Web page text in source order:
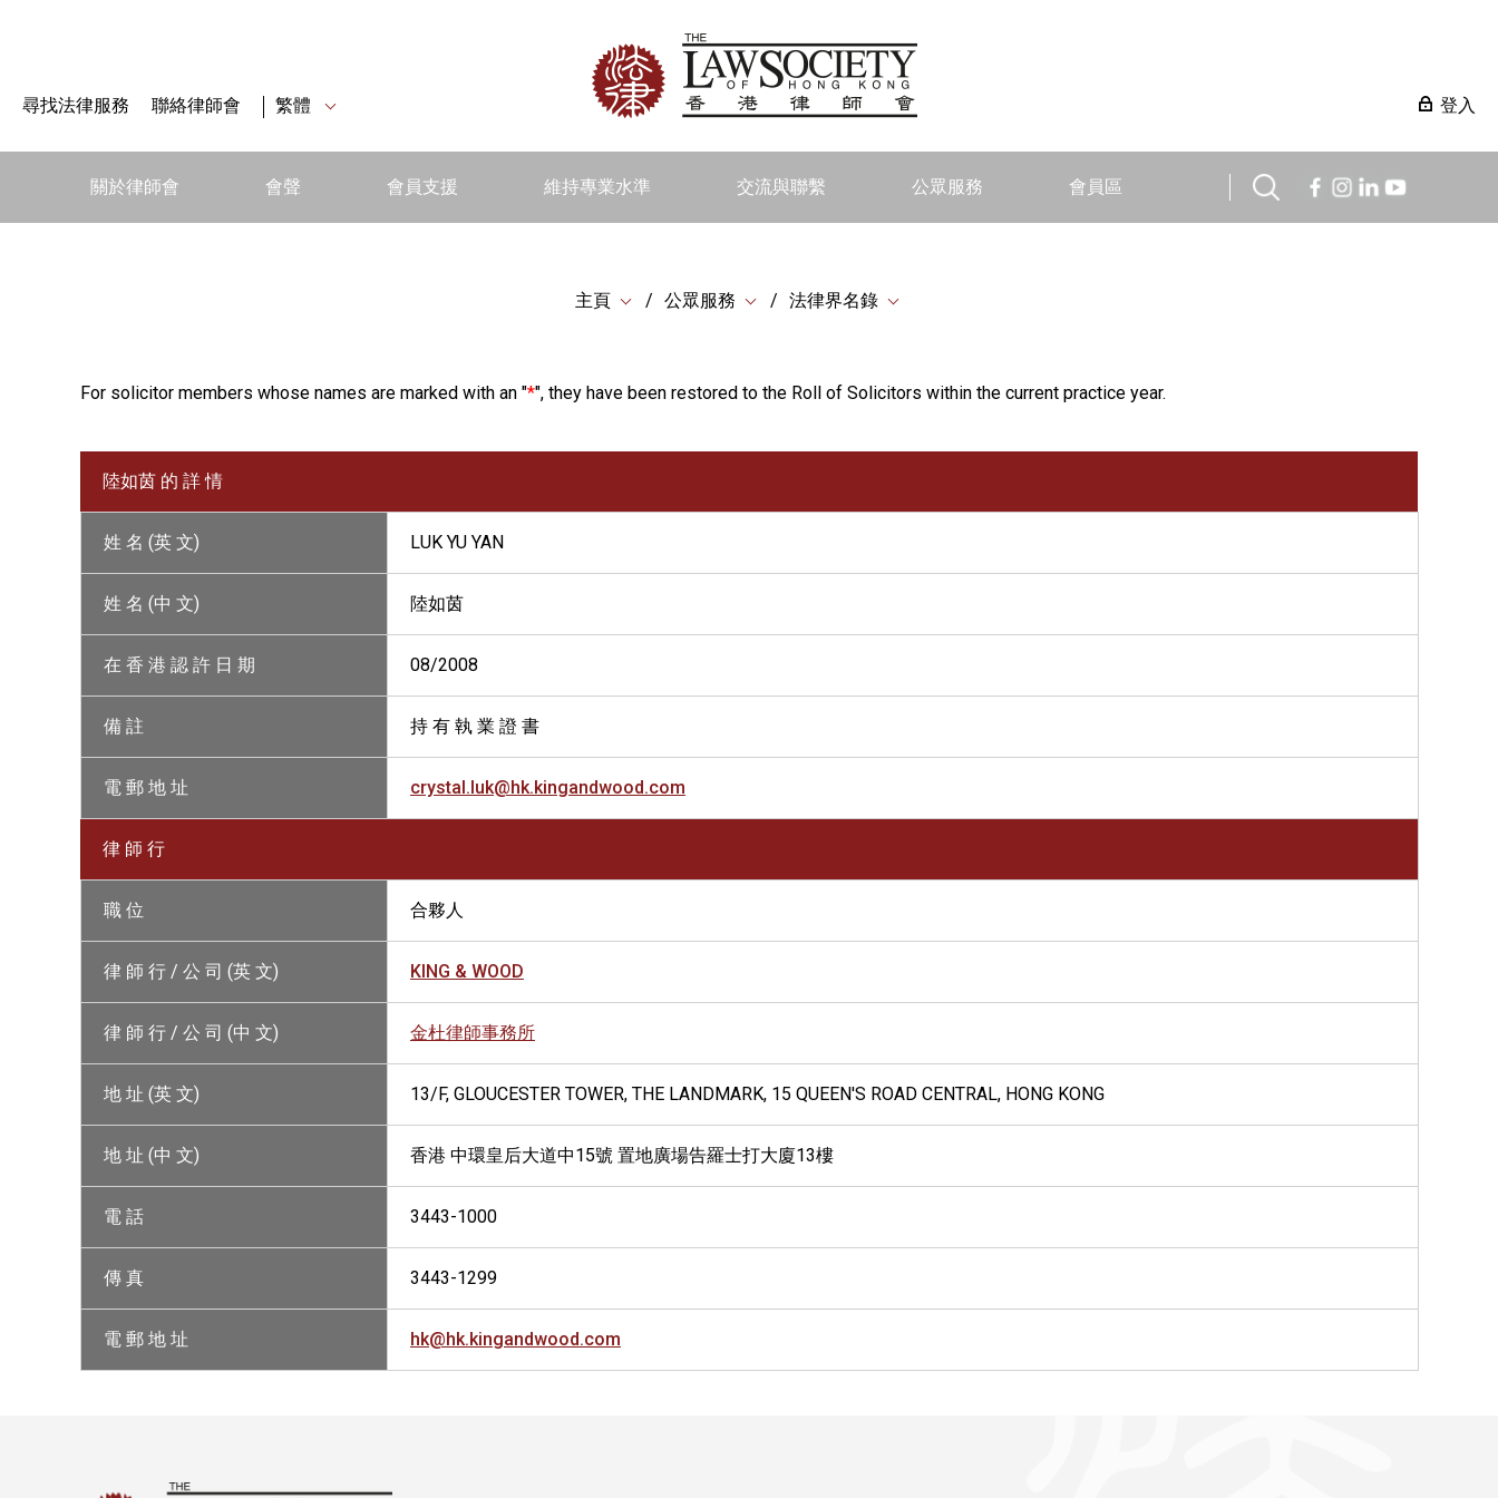
尋找法律服務 聯絡律師會 繁體 登入
關於律師會 會聲 會員支援 維持專業水準 交流與聯繫 公眾服務 會員區
主頁 公眾服務 法律界名錄
For solicitor members whose names are marked with an "*", they have been restored to the Roll of Solicitors within the current practice year.
陸如茵 的 詳 情
姓 名 (英 文) LUK YU YAN
姓 名 (中 文) 陸如茵
在 香 港 認 許 日 期 08/2008
備 註 持 有 執 業 證 書
電 郵 地 址 crystal.luk@hk.kingandwood.com
律 師 行
職 位 合夥人
律 師 行 / 公 司 (英 文) KING & WOOD
律 師 行 / 公 司 (中 文) 金杜律師事務所
地 址 (英 文) 13/F, GLOUCESTER TOWER, THE LANDMARK, 15 QUEEN'S ROAD CENTRAL, HONG KONG
地 址 (中 文) 香港 中環皇后大道中15號 置地廣場告羅士打大廈13樓
電 話 3443-1000
傳 真 3443-1299
電 郵 地 址 hk@hk.kingandwood.com